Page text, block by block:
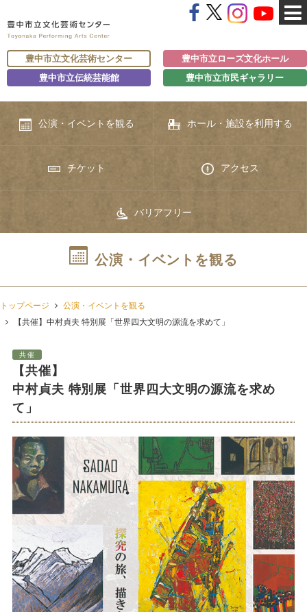
豊中市立文化芸術センター
豊中市立ローズ文化ホール
豊中市立伝統芸能館
豊中市立市民ギャラリー
公演・イベントを観る ホール・施設を利用する
チケット アクセス
バリアフリー
公演・イベントを観る
トップページ
公演・イベントを観る
【共催】中村貞夫 特別展「世界四大文明の源流を求めて」
共催
【共催】
中村貞夫 特別展「世界四大文明の源流を求め
て」